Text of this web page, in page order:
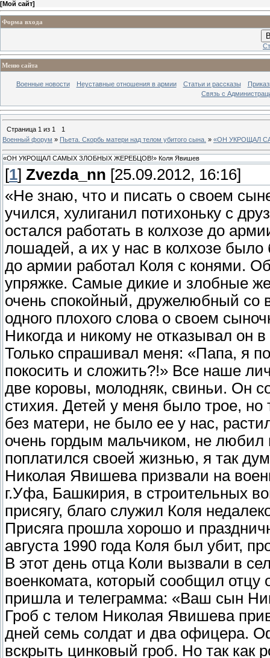
[Мой сайт]
Форма входа
Меню сайта
Военные новости Неуставные отношения в армии Статьи и рассказы
Связь с
Страница 1 из 1
1
Военный форум » Пьета. Скорбь матери над телом убитого сына. » «ОН УКРОЩАЛ
«ОН УКРОЩАЛ САМЫХ ЗЛОБНЫХ ЖЕРЕБЦОВ!» Коля Явишев
[1] Zvezda_nn [25.09.2012, 16:16]
«Не знаю, что и писать о своем
учился, хулиганил потихоньку с
остался работать в колхозе до
лошадей, а их у нас в колхозе было
до армии работал Коля с конями.
упряжке. Самые дикие и злобные
очень спокойный, дружелюбный со
одного плохого слова о своем
Никогда и никому не отказывал
Только спрашивал меня: «Папа, я
покосить и сложить?!» Все наше
две коровы, молодняк, свиньи. Он
стихия. Детей у меня было трое,
без матери, не было ее у нас,
очень гордым мальчиком, не любил
поплатился своей жизнью, я так
Николая Явишева призвали на
г.Уфа, Башкирия, в строительных
присягу, благо служил Коля
Присяга прошла хорошо и
августа 1990 года Коля был убит,
В этот день отца Коли вызвали в
военкомата, который сообщил отцу
пришла и телеграмма: «Ваш сын
Гроб с телом Николая Явишева
дней семь солдат и два офицера.
вскрыть цинковый гроб. Но так как